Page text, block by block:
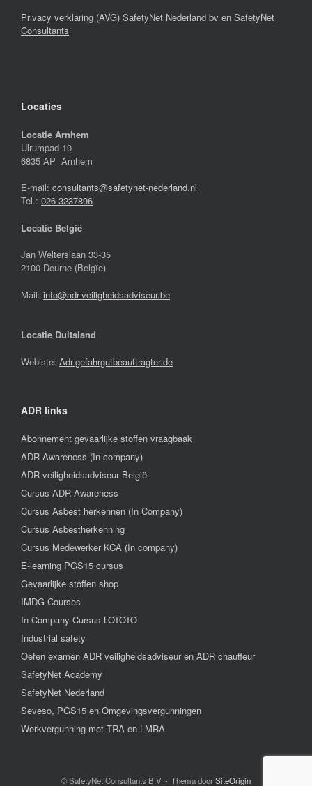
Privacy verklaring (AVG) SafetyNet Nederland bv en SafetyNet
Consultants
Locaties
Locatie Arnhem
Ulrumpad 10
6835 AP Arnhem
E-mail: consultants@safetynet-nederland.nl
Tel.: 026-3237896
Locatie België
Jan Welterslaan 33-35
2100 Deurne (Belgïe)
Mail: info@adr-veiligheidsadviseur.be
Locatie Duitsland
Webiste: Adr-gefahrgutbeauftragter.de
ADR links
Abonnement gevaarlijke stoffen vraagbaak
ADR Awareness (In company)
ADR veiligheidsadviseur België
Cursus ADR Awareness
Cursus Asbest herkennen (In Company)
Cursus Asbestherkenning
Cursus Medewerker KCA (In company)
E-learning PGS15 cursus
Gevaarlijke stoffen shop
IMDG Courses
In Company Cursus LOTOTO
Industrial safety
Oefen examen ADR veiligheidsadviseur en ADR chauffeur
SafetyNet Academy
SafetyNet Nederland
Seveso, PGS15 en Omgevingsvergunningen
Werkvergunning met TRA en LMRA
© SafetyNet Consultants B.V Thema doorSiteOrigin